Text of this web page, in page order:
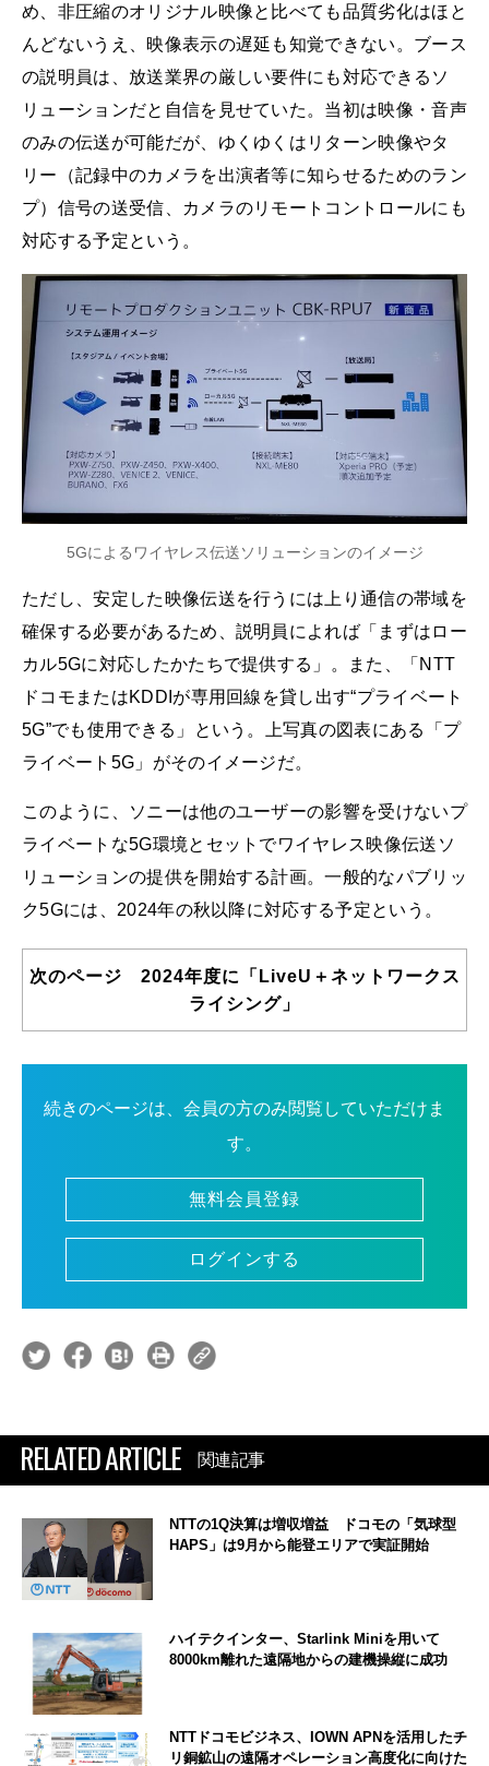
め、非圧縮のオリジナル映像と比べても品質劣化はほと
んどないうえ、映像表示の遅延も知覚できない。ブース
の説明員は、放送業界の厳しい要件にも対応できるソ
リューションだと自信を見せていた。当初は映像・音声
のみの伝送が可能だが、ゆくゆくはリターン映像やタ
リー（記録中のカメラを出演者等に知らせるためのラン
プ）信号の送受信、カメラのリモートコントロールにも
対応する予定という。
5Gによるワイヤレス伝送ソリューションのイメージ
ただし、安定した映像伝送を行うには上り通信の帯域を
確保する必要があるため、説明員によれば「まずはロー
カル5Gに対応したかたちで提供する」。また、「NTT
ドコモまたはKDDIが専用回線を貸し出す“プライベート
5G”でも使用できる」という。上写真の図表にある「プ
ライベート5G」がそのイメージだ。
このように、ソニーは他のユーザーの影響を受けないプ
ライベートな5G環境とセットでワイヤレス映像伝送ソ
リューションの提供を開始する計画。一般的なパブリッ
ク5Gには、2024年の秋以降に対応する予定という。
次のページ 2024年度に「LiveU＋ネットワークス
ライシング」
続きのページは、会員の方のみ閲覧していただけま
す。
無料会員登録
ログインする
RELATED ARTICLE 関連記事
NTTの1Q決算は増収増益 ドコモの「気球型
HAPS」は9月から能登エリアで実証開始
ハイテクインター、Starlink Miniを用いて
8000km離れた遠隔地からの建機操縦に成功
NTTドコモビジネス、IOWN APNを活用したチ
リ銅鉱山の遠隔オペレーション高度化に向けた